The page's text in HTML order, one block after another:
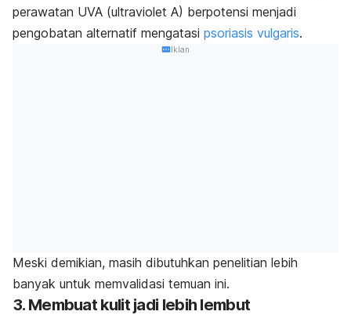
perawatan UVA (ultraviolet A) berpotensi menjadi
pengobatan alternatif mengatasi psoriasis vulgaris.
Iklan
Meski demikian, masih dibutuhkan penelitian lebih
banyak untuk memvalidasi temuan ini.
3. Membuat kulit jadi lebih lembut